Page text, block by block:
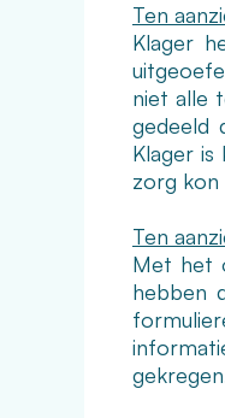
Ten
Klager
niet alle
gedeeld
Klager
zorg kon
Ten
Met het
hebben